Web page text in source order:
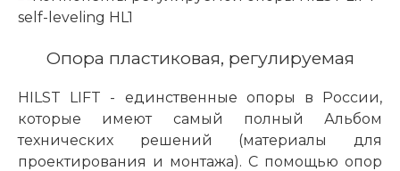
Опора пластиковая, регулируемая
HILST LIFT - единственные опоры в России,
которые имеют самый полный Альбом
технических решений (материалы для
проектирования и монтажа). С помощью опор